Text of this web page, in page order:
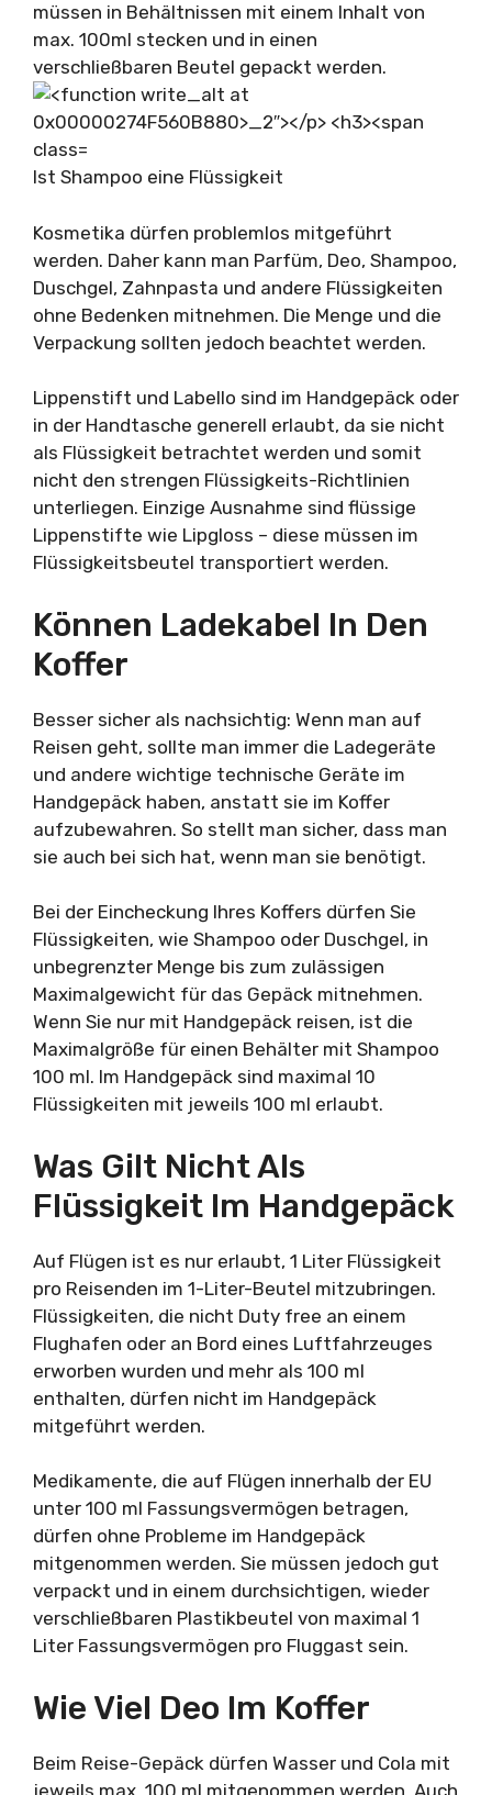
müssen in Behältnissen mit einem Inhalt von
max. 100ml stecken und in einen
verschließbaren Beutel gepackt werden.
Ist Shampoo eine Flüssigkeit
Kosmetika dürfen problemlos mitgeführt
werden. Daher kann man Parfüm, Deo, Shampoo,
Duschgel, Zahnpasta und andere Flüssigkeiten
ohne Bedenken mitnehmen. Die Menge und die
Verpackung sollten jedoch beachtet werden.
Lippenstift und Labello sind im Handgepäck oder
in der Handtasche generell erlaubt, da sie nicht
als Flüssigkeit betrachtet werden und somit
nicht den strengen Flüssigkeits-Richtlinien
unterliegen. Einzige Ausnahme sind flüssige
Lippenstifte wie Lipgloss – diese müssen im
Flüssigkeitsbeutel transportiert werden.
Können Ladekabel In Den
Koffer
Besser sicher als nachsichtig: Wenn man auf
Reisen geht, sollte man immer die Ladegeräte
und andere wichtige technische Geräte im
Handgepäck haben, anstatt sie im Koffer
aufzubewahren. So stellt man sicher, dass man
sie auch bei sich hat, wenn man sie benötigt.
Bei der Eincheckung Ihres Koffers dürfen Sie
Flüssigkeiten, wie Shampoo oder Duschgel, in
unbegrenzter Menge bis zum zulässigen
Maximalgewicht für das Gepäck mitnehmen.
Wenn Sie nur mit Handgepäck reisen, ist die
Maximalgröße für einen Behälter mit Shampoo
100 ml. Im Handgepäck sind maximal 10
Flüssigkeiten mit jeweils 100 ml erlaubt.
Was Gilt Nicht Als
Flüssigkeit Im Handgepäck
Auf Flügen ist es nur erlaubt, 1 Liter Flüssigkeit
pro Reisenden im 1-Liter-Beutel mitzubringen.
Flüssigkeiten, die nicht Duty free an einem
Flughafen oder an Bord eines Luftfahrzeuges
erworben wurden und mehr als 100 ml
enthalten, dürfen nicht im Handgepäck
mitgeführt werden.
Medikamente, die auf Flügen innerhalb der EU
unter 100 ml Fassungsvermögen betragen,
dürfen ohne Probleme im Handgepäck
mitgenommen werden. Sie müssen jedoch gut
verpackt und in einem durchsichtigen, wieder
verschließbaren Plastikbeutel von maximal 1
Liter Fassungsvermögen pro Fluggast sein.
Wie Viel Deo Im Koffer
Beim Reise-Gepäck dürfen Wasser und Cola mit
jeweils max. 100 ml mitgenommen werden. Auch